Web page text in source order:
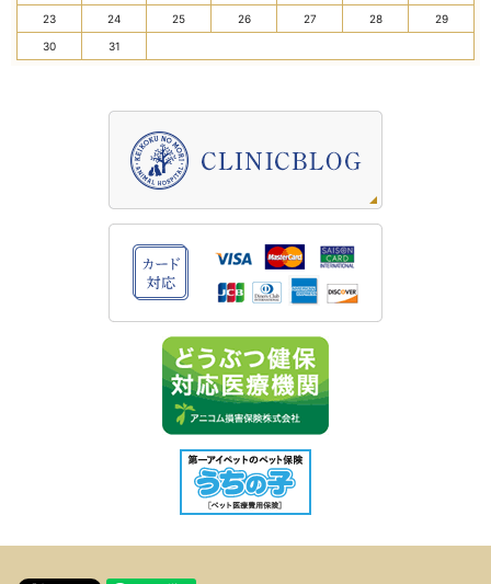
23 24 25 26 27 28 29
30 31